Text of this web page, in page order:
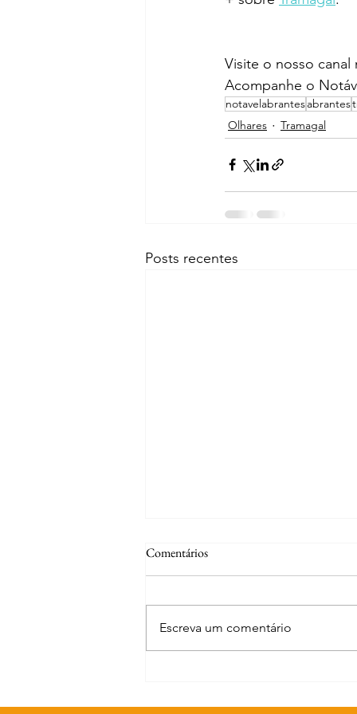
Visite o nosso canal
Acompanhe o
notavelabrantesabrantes
Olhares
Tramagal
Posts recentes
Comentários
Escreva um comentário